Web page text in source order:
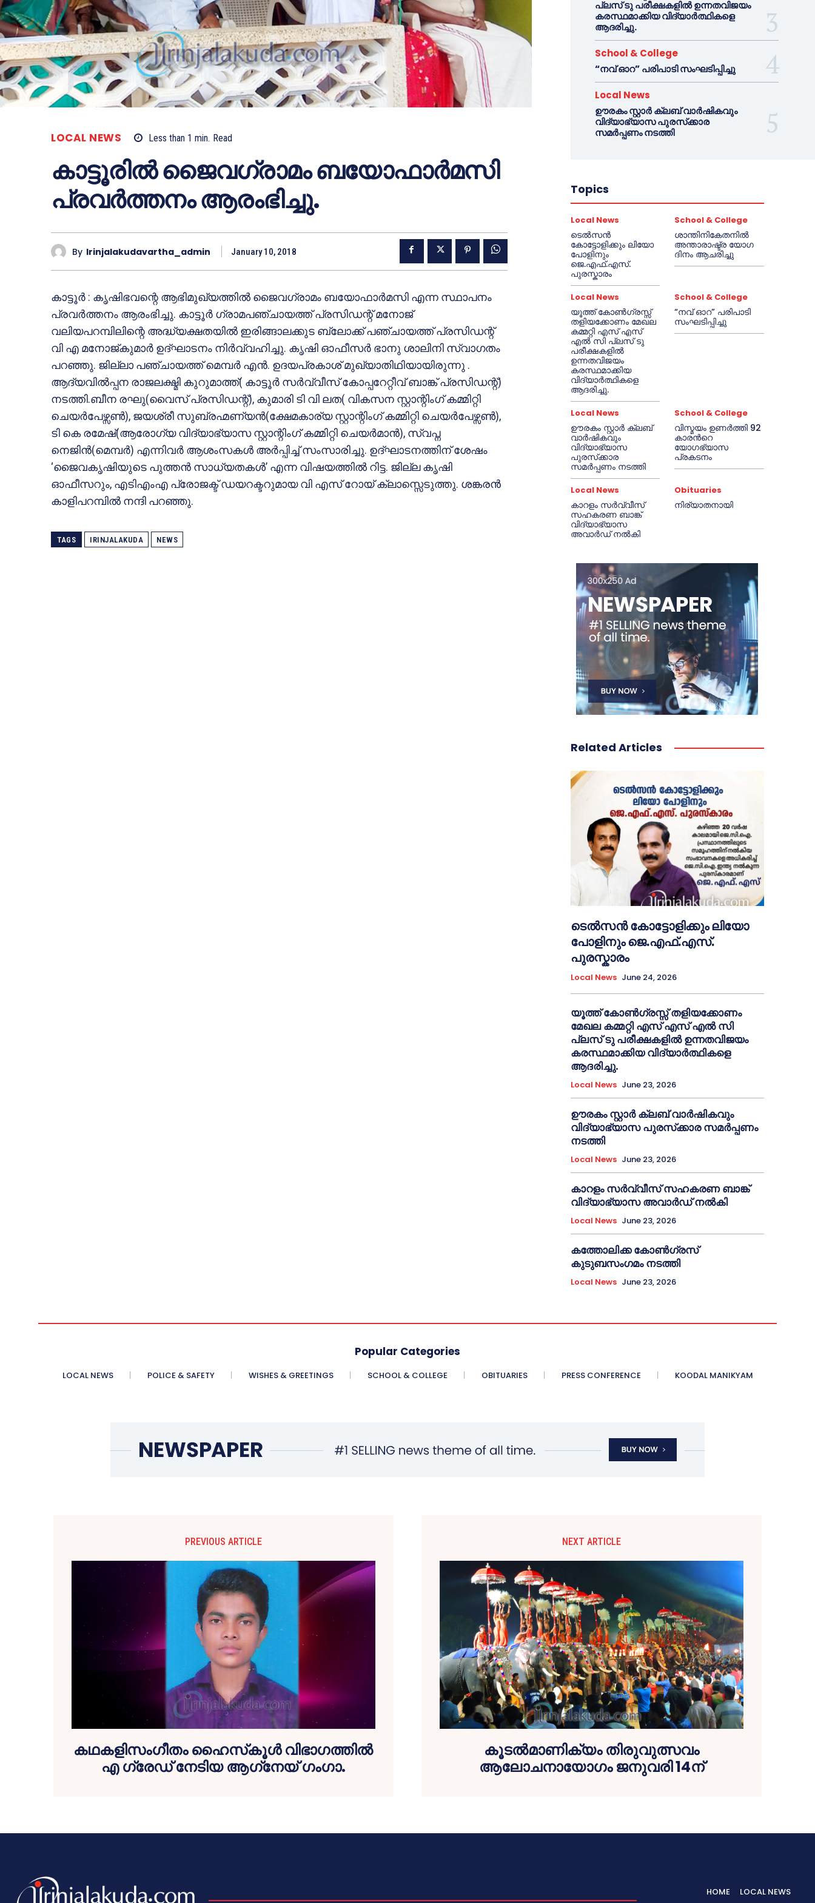
LOCAL NEWS Less than 1 min. Read
കാട്ടൂരില്‍ ജൈവഗ്രാമം ബയോഫാര്‍മസി
പ്രവര്‍ത്തനം ആരംഭിച്ചു.
By Irinjalakudavartha_admin January 10, 2018
കാട്ടൂര്‍ : കൃഷിഭവന്റെ ആഭിമുഖ്യത്തില്‍ ജൈവഗ്രാമം ബയോഫാര്‍മസി എന്ന സ്ഥാപനം
പ്രവര്‍ത്തനം ആരംഭിച്ചു. കാട്ടൂര്‍ ഗ്രാമപഞ്ചായത്ത് പ്രസിഡന്റ് മനോജ്
വലിയപറമ്പിലിന്റെ അദ്ധ്യക്ഷതയില്‍ ഇരിങ്ങാലക്കുട ബ്ലോക്ക് പഞ്ചായത്ത് പ്രസിഡന്റ്
വി എ മനോജ്കുമാര്‍ ഉദ്ഘാടനം നിര്‍വ്വഹിച്ചു. കൃഷി ഓഫീസര്‍ ഭാനു ശാലിനി സ്വാഗതം
പറഞ്ഞു. ജില്ലാ പഞ്ചായത്ത് മെമ്പര്‍ എന്‍. ഉദയപ്രകാശ് മുഖ്യാതിഥിയായിരുന്നു .
ആദ്യവില്‍പ്പന രാജലക്ഷ്മി കുറുമാത്ത്( കാട്ടൂര്‍ സര്‍വ്വീസ് കോപ്പറേറ്റീവ് ബാങ്ക് പ്രസിഡന്റ്)
നടത്തി.ബീന രഘു(വൈസ് പ്രസിഡന്റ്), കുമാരി ടി വി ലത( വികസന സ്റ്റാന്റിംഗ് കമ്മിറ്റി
ചെയര്‍പേഴ്സണ്‍), ജയശ്രീ സുബ്രഹ്മണ്യന്‍(ക്ഷേമകാര്യ സ്റ്റാന്റിംഗ് കമ്മിറ്റി ചെയര്‍പേഴ്സണ്‍),
ടി കെ രമേഷ്(ആരോഗ്യ വിദ്യാഭ്യാസ സ്റ്റാന്റിംഗ് കമ്മിറ്റി ചെയര്‍മാന്‍), സ്വപ്ന
നെജിന്‍(മെമ്പര്‍) എന്നിവര്‍ ആശംസകള്‍ അര്‍പ്പിച്ച് സംസാരിച്ചു. ഉദ്ഘാടനത്തിന് ശേഷം
‘ജൈവകൃഷിയുടെ പുത്തന്‍ സാധ്യതകള്‍’ എന്ന വിഷയത്തില്‍ റിട്ട. ജില്ല കൃഷി
ഓഫീസറും, എടിഎംഎ പ്രോജക്ട് ഡയറക്ടറുമായ വി എസ് റോയ് ക്ലാസ്സെടുത്തു. ശങ്കരന്‍
കാളിപറമ്പില്‍ നന്ദി പറഞ്ഞു.
TAGS IRINJALAKUDA NEWS
പ്ലസ് ടു പരീക്ഷകളിൽ ഉന്നതവിജയം
കരസ്ഥമാക്കിയ വിദ്യാർത്ഥികളെ
ആദരിച്ചു.
School & College
“നവ് ഓറ” പരിപാടി സംഘടിപ്പിച്ചു
Local News
ഊരകം സ്റ്റാർ ക്ലബ് വാർഷികവും
വിദ്യാഭ്യാസ പുരസ്‌ക്കാര
സമർപ്പണം നടത്തി
Topics
Local News
ടെൽസൻ
കോട്ടോളിക്കും ലിയോ
പോളിനും
ജെ.എഫ്.എസ്.
പുരസ്കാരം
School & College
ശാന്തിനികേതനിൽ
അന്താരാഷ്ട്ര യോഗ
ദിനം ആചരിച്ചു
Local News
യൂത്ത് കോൺഗ്രസ്സ്
തളിയക്കോണം മേഖല
കമ്മറ്റി എസ് എസ്
എൽ സി പ്ലസ് ടു
പരീക്ഷകളിൽ
ഉന്നതവിജയം
കരസ്ഥമാക്കിയ
വിദ്യാർത്ഥികളെ
ആദരിച്ചു.
School & College
“നവ് ഓറ” പരിപാടി
സംഘടിപ്പിച്ചു
Local News
ഊരകം സ്റ്റാർ ക്ലബ്
വാർഷികവും
വിദ്യാഭ്യാസ
പുരസ്‌ക്കാര
സമർപ്പണം നടത്തി
School & College
വിസ്മയം ഉണർത്തി 92
കാരൻറെ
യോഗഭ്യാസ
പ്രകടനം
Local News
കാറളം സർവ്വീസ്
സഹകരണ ബാങ്ക്
വിദ്യാഭ്യാസ
അവാർഡ് നൽകി
Obituaries
നിര്യാതനായി
Related Articles
ടെൽസൻ കോട്ടോളിക്കും ലിയോ
പോളിനും ജെ.എഫ്.എസ്.
പുരസ്കാരം
Local News June 24, 2026
യൂത്ത് കോൺഗ്രസ്സ് തളിയക്കോണം
മേഖല കമ്മറ്റി എസ് എസ് എൽ സി
പ്ലസ് ടു പരീക്ഷകളിൽ ഉന്നതവിജയം
കരസ്ഥമാക്കിയ വിദ്യാർത്ഥികളെ
ആദരിച്ചു.
Local News June 23, 2026
ഊരകം സ്റ്റാർ ക്ലബ് വാർഷികവും
വിദ്യാഭ്യാസ പുരസ്‌ക്കാര സമർപ്പണം
നടത്തി
Local News June 23, 2026
കാറളം സർവ്വീസ് സഹകരണ ബാങ്ക്
വിദ്യാഭ്യാസ അവാർഡ് നൽകി
Local News June 23, 2026
കത്തോലിക്ക കോൺഗ്രസ്
കുടുബസംഗമം നടത്തി
Local News June 23, 2026
Popular Categories
LOCAL NEWS POLICE & SAFETY WISHES & GREETINGS SCHOOL & COLLEGE OBITUARIES PRESS CONFERENCE KOODAL MANIKYAM
PREVIOUS ARTICLE
കഥകളിസംഗീതം ഹൈസ്‌കൂള്‍ വിഭാഗത്തില്‍
എ ഗ്രേഡ് നേടിയ ആഗ്‌നേയ് ഗംഗാ.
NEXT ARTICLE
കൂടല്‍മാണിക്യം തിരുവുത്സവം
ആലോചനായോഗം ജനുവരി 14ന്
HOME
LOCAL NEWS